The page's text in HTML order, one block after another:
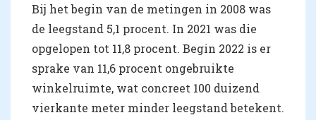
Bij het begin van de metingen in 2008 was
de leegstand 5,1 procent. In 2021 was die
opgelopen tot 11,8 procent. Begin 2022 is er
sprake van 11,6 procent ongebruikte
winkelruimte, wat concreet 100 duizend
vierkante meter minder leegstand betekent.